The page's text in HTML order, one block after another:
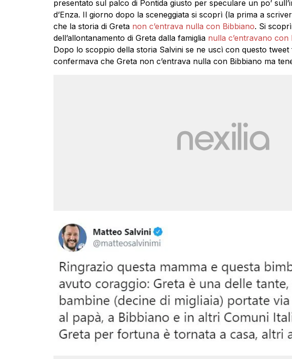
presentato sul palco di Pontida giusto per speculare un po’
d’Enza. Il giorno dopo la sceneggiata si scoprì (la prima a
che la storia di Greta non c’entrava nulla con Bibbiano. Si
dell’allontanamento di Greta dalla famiglianulla c’entravano con
Dopo lo scoppio della storia Salvini se ne uscì con questo
confermava che Greta non c’entrava nulla con Bibbiano ma